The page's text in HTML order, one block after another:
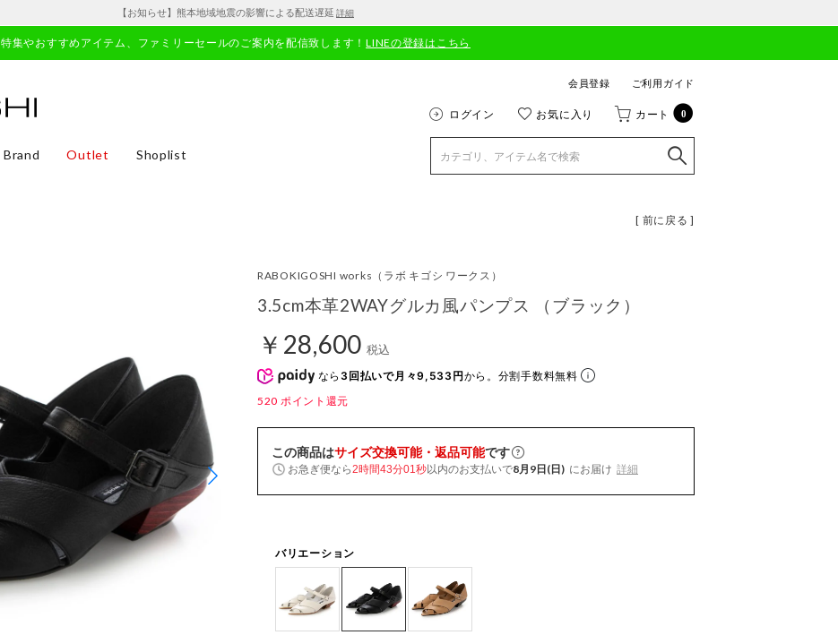
【お知らせ】熊本地域地震の影響による配送遅延 詳細
特集やおすすめアイテム、ファミリーセールのご案内を配信致します！LINEの登録はこちら
会員登録 ご利用ガイド
ログイン お気に入り カート 0
Brand Outlet Shoplist
[ 前に戻る ]
RABOKIGOSHI works （ラボ キゴシ ワークス）
3.5cm本革2WAYグルカ風パンプス （ブラック）
￥28,600 税込
なら 3回払いで月々9,533円から。分割手数料無料
520 ポイント還元
この商品はサイズ交換可能・返品可能です
お急ぎ便なら2時間43分00秒以内のお支払いで8月9日(日) にお届け 詳細
バリエーション